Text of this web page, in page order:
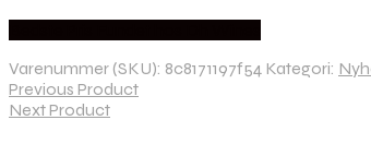
Varenummer (SKU): 8c8171197f54 Kategori:
Previous Product
Next Product